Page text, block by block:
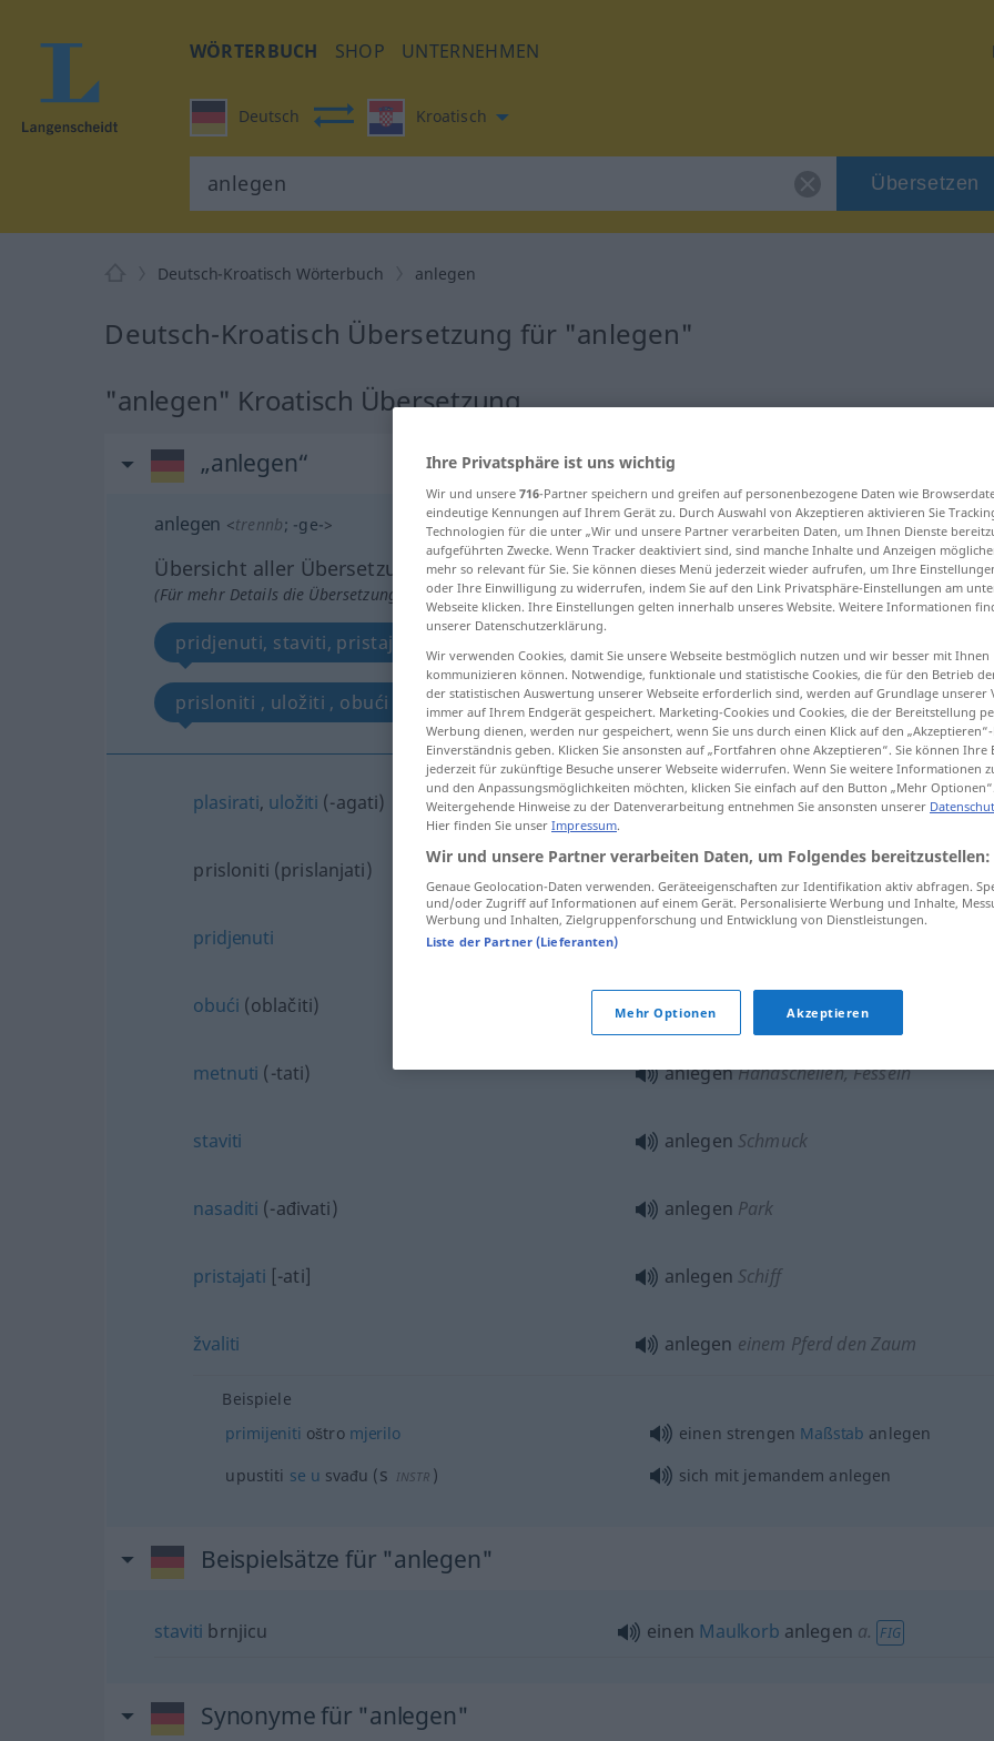
WÖRTERBUCH SHOP UNTERNEHMEN
Deutsch Kroatisch
Übersetzen
Deutsch-Kroatisch Wörterbuch anlegen
Deutsch-Kroatisch Übersetzung für "anlegen"
"anlegen" Kroatisch Übersetzung
„anlegen“
anlegen <trennb; -ge->
Übersicht aller Übersetzungen
(Für mehr Details die Übersetzung anklicken/antippen)
pridjenuti, staviti, pristajati [-ati], žvaliti, plasirati
prisloniti , uložiti , obući , metnuti , nasaditi
plasirati, uložiti (-agati) anlegenKapital
prisloniti (prislanjati) anlegen Leiter
pridjenuti
obući (oblačiti) anlegen Kleidung
metnuti (-tati) anlegenHandschellen, Fesseln
staviti anlegen Schmuck
nasaditi (-ađivati) anlegen Park
pristajati [-ati] anlegen Schiff
žvaliti anlegen einem Pferd den Zaum
Beispiele
primijeniti oštro mjerilo einen strengen Maßstab anlegen
upustiti se u svađu (s INSTR ) sich mit jemandem anlegen
Beispielsätze für "anlegen"
staviti brnjicu einen Maulkorb anlegen a. FIG
Synonyme für "anlegen"
Ihre Privatsphäre ist uns wichtig
Wir und unsere 716-Partner speichern und greifen auf personenbezogene Daten wie
eindeutige Kennungen auf Ihrem Gerät zu. Durch Auswahl von Akzeptieren aktivieren Sie
Technologien für die unter „Wir und unsere Partner verarbeiten Daten, um Ihnen Dienste
aufgeführten Zwecke. Wenn Tracker deaktiviert sind, sind manche Inhalte und Anzeigen
mehr so relevant für Sie. Sie können dieses Menü jederzeit wieder aufrufen, um Ihre
oder Ihre Einwilligung zu widerrufen, indem Sie auf den Link Privatsphäre-Einstellungen am
Webseite klicken. Ihre Einstellungen gelten innerhalb unseres Website. Weitere Informationen
unserer Datenschutzerklärung.
Wir verwenden Cookies, damit Sie unsere Webseite bestmöglich nutzen und wir besser mit Ihnen
kommunizieren können. Notwendige, funktionale und statistische Cookies, die für den Betrieb
der statistischen Auswertung unserer Webseite erforderlich sind, werden auf Grundlage unserer
immer auf Ihrem Endgerät gespeichert. Marketing-Cookies und Cookies, die der Bereitstellung
Werbung dienen, werden nur gespeichert, wenn Sie uns durch einen Klick auf den
Einverständnis geben. Klicken Sie ansonsten auf „Fortfahren ohne Akzeptieren“. Sie können Ihre
jederzeit für zukünftige Besuche unserer Webseite widerrufen. Wenn Sie weitere Informationen
und den Anpassungsmöglichkeiten möchten, klicken Sie einfach auf den Button „Mehr Optionen“.
Weitergehende Hinweise zu der Datenverarbeitung entnehmen Sie ansonsten unserer
Hier finden Sie unser Impressum.
Wir und unsere Partner verarbeiten Daten, um Folgendes bereitzustellen:
Genaue Geolocation-Daten verwenden. Geräteeigenschaften zur Identifikation aktiv abfragen.
und/oder Zugriff auf Informationen auf einem Gerät. Personalisierte Werbung und Inhalte,
Werbung und Inhalten, Zielgruppenforschung und Entwicklung von Dienstleistungen.
Liste der Partner (Lieferanten)
Mehr Optionen Akzeptieren